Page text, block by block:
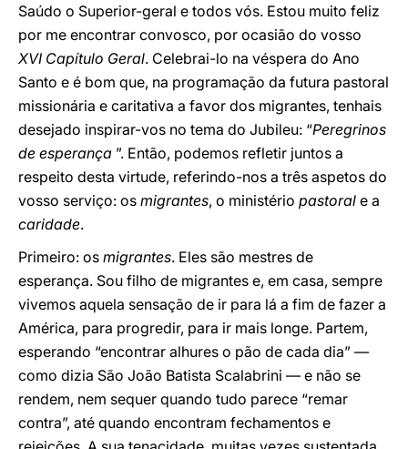
Saúdo o Superior-geral e todos vós. Estou muito feliz
por me encontrar convosco, por ocasião do vosso
XVI Capítulo Geral. Celebrai-lo na véspera do Ano
Santo e é bom que, na programação da futura pastoral
missionária e caritativa a favor dos migrantes, tenhais
desejado inspirar-vos no tema do Jubileu: “Peregrinos
de esperança ”. Então, podemos refletir juntos a
respeito desta virtude, referindo-nos a três aspetos do
vosso serviço: os migrantes, o ministério pastoral e a
caridade.
Primeiro: os migrantes. Eles são mestres de
esperança. Sou filho de migrantes e, em casa, sempre
vivemos aquela sensação de ir para lá a fim de fazer a
América, para progredir, para ir mais longe. Partem,
esperando “encontrar alhures o pão de cada dia” —
como dizia São João Batista Scalabrini — e não se
rendem, nem sequer quando tudo parece “remar
contra”, até quando encontram fechamentos e